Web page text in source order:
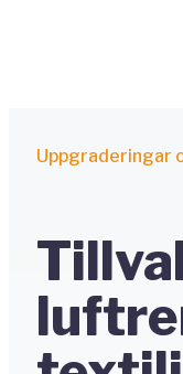
Uppgraderingar